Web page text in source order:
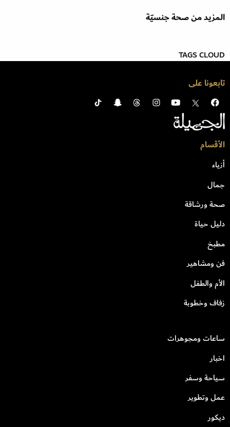
المزيد من صحة جنسيّة
TAGS CLOUD
تابعونا على
الأقسام
أزياء
جمال
صحة ورشاقة
دليل حياة
مطبخ
فن ومشاهير
الأم والطفل
زفاف وخطوبة
ساعات ومجوهرات
اخبار
سياحة وسفر
عمل وتطوير
ديكور